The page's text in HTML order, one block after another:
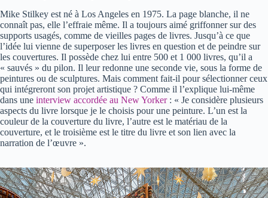
Mike Stilkey est né à Los Angeles en 1975. La page blanche, il ne
connaît pas, elle l’effraie même. Il a toujours aimé griffonner sur des
supports usagés, comme de vieilles pages de livres. Jusqu’à ce que
l’idée lui vienne de superposer les livres en question et de peindre sur
les couvertures. Il possède chez lui entre 500 et 1 000 livres, qu’il a
« sauvés » du pilon. Il leur redonne une seconde vie, sous la forme de
peintures ou de sculptures. Mais comment fait-il pour sélectionner ceux
qui intégreront son projet artistique ? Comme il l’explique lui-même
dans une interview accordée au New Yorker: « Je considère plusieurs
aspects du livre lorsque je le choisis pour une peinture. L’un est la
couleur de la couverture du livre, l’autre est le matériau de la
couverture, et le troisième est le titre du livre et son lien avec la
narration de l’œuvre ».